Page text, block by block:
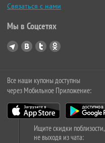
Связаться с нами
Мы в Соцсетях
Все наши купоны доступны
через Мобильное Приложение:
Ищите скидки поблизости,
не выходя из чата: